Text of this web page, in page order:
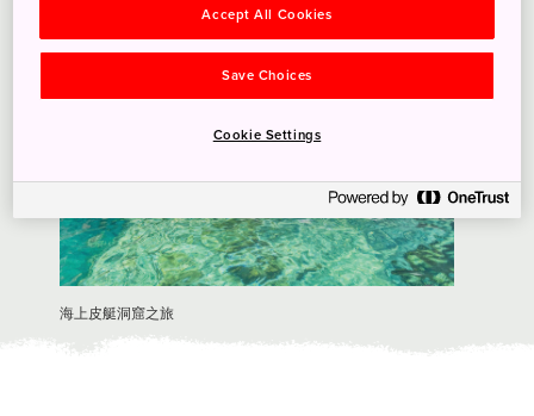
海上皮艇洞窟之旅
Accept All Cookies
Save Choices
Cookie Settings